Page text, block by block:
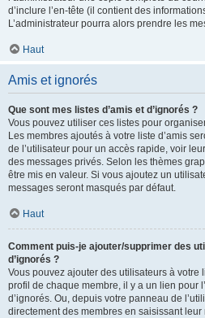
d’inclure l’en-tête (il contient des
L’administrateur pourra alors prendre les
Haut
Amis et ignorés
Que sont mes listes d’amis et d’ignorés ?
Vous pouvez utiliser ces listes pour
Les membres ajoutés à votre liste d’amis
de l’utilisateur pour un accès rapide, voir
des messages privés. Selon les thèmes
être mis en valeur. Si vous ajoutez un
messages seront masqués par défaut.
Haut
Comment puis-je ajouter/supprimer des
d’ignorés ?
Vous pouvez ajouter des utilisateurs à votre
profil de chaque membre, il y a un lien pour
d’ignorés. Ou, depuis votre panneau de
directement des membres en saisissant leur